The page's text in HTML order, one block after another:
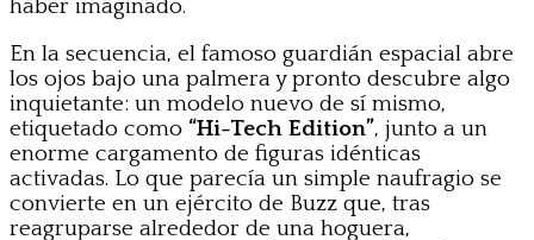
haber imaginado.
En la secuencia, el famoso guardián espacial abre
los ojos bajo una palmera y pronto descubre algo
inquietante: un modelo nuevo de sí mismo,
etiquetado como “Hi-Tech Edition”, junto a un
enorme cargamento de figuras idénticas
activadas. Lo que parecía un simple naufragio se
convierte en un ejército de Buzz que, tras
reagruparse alrededor de una hoguera,